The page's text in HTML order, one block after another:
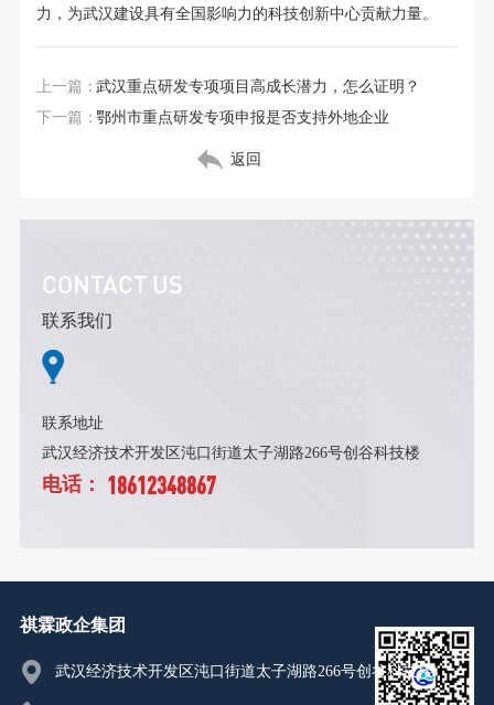
力，为武汉建设具有全国影响力的科技创新中心贡献力量。
上一篇：武汉重点研发专项项目高成长潜力，怎么证明？
下一篇：鄂州市重点研发专项申报是否支持外地企业
返回
CONTACT US
联系我们
联系地址
武汉经济技术开发区沌口街道太子湖路266号创谷科技楼
电话： 18612348867
祺霖政企集团
武汉经济技术开发区沌口街道太子湖路266号创谷科技楼